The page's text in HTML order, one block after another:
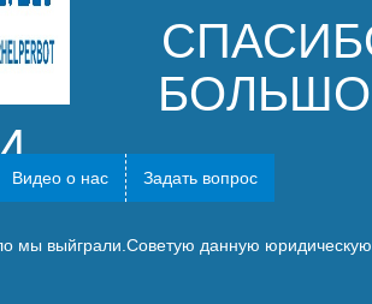
Видео о нас Задать вопрос
мы выйграли.Советую данную